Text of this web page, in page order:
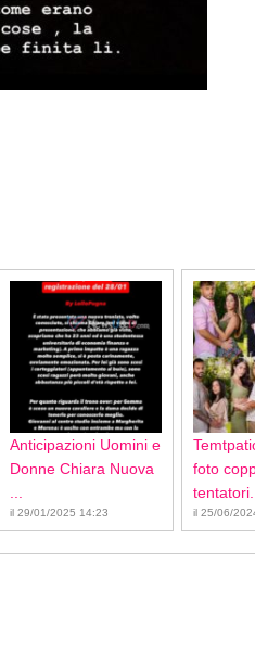
Anticipazioni Uomini e
Donne Chiara Nuova
il 29/01/2025 14:23
foto
tentatori...
il 25/06/